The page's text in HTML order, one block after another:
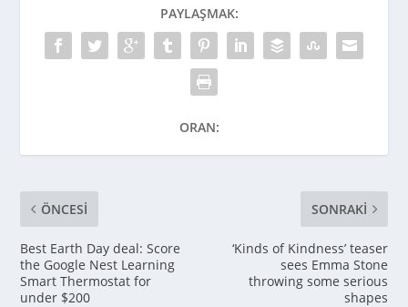
PAYLAŞMAK:
ORAN:
ÖNCESI
Best Earth Day deal: Score
the Google Nest Learning
Smart Thermostat for
under $200
SONRAKI
‘Kinds of Kindness’ teaser
sees Emma Stone
throwing some serious
shapes